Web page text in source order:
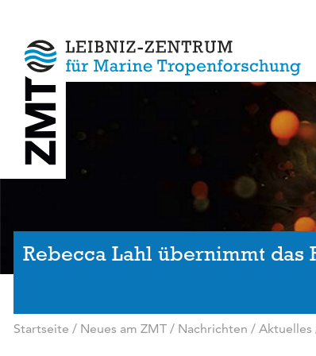
Rebecca Lahl übernimmt das
Startseite / Neues am ZMT/ Nachrichten / Aktuelles